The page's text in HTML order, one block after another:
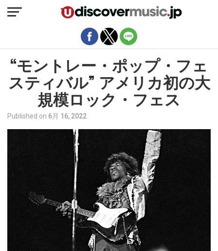
“モントレー・ポップ・フェ
スティバル” アメリカ初の大
規模ロック・フェス
Published on 6月 16, 2022
モバイルバージョンを終了